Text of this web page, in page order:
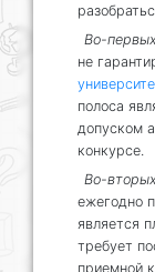
Во-
не
полоса
допуском
конкурсе.
Во-
ежегодно
является
требует
приемной